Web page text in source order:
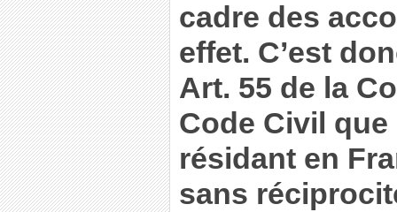
cadre des
effet. C’est
Art. 55 de la
Code Civil
résidant en
sans